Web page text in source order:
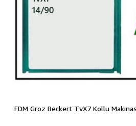
FDM Groz Beckert TvX7 Kollu